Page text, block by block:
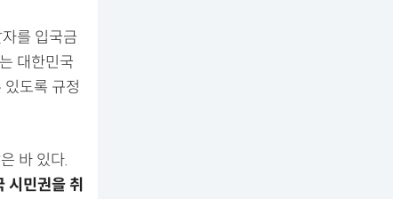
를 입국금
대한민국
도록 규정
바 있다.
시민권을 취